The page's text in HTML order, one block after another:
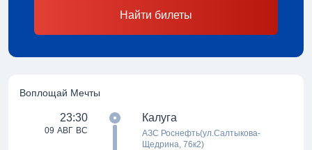
Найти билеты
Воплощай Мечты
09 АВГ ВС
23:30 Калуга
АЗС Роснефть(ул.Салтыкова-
Щедрина, 76к2)